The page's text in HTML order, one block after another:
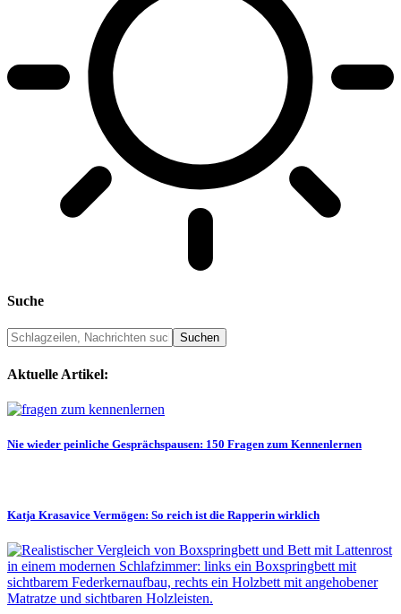
Suche
Aktuelle Artikel:
Nie wieder peinliche Gesprächspausen: 150 Fragen zum Kennenlernen
Katja Krasavice Vermögen: So reich ist die Rapperin wirklich